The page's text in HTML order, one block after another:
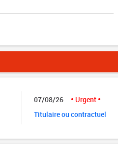
07/08/26
Urgent
Titulaire ou contractuel